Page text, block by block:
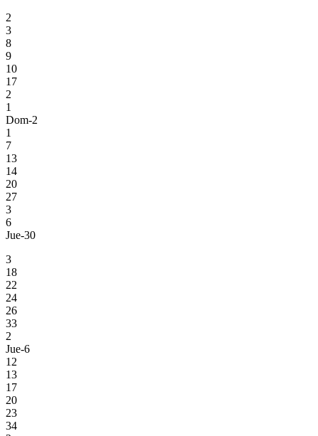
2
3
8
9
10
17
2
1
Dom-2
1
7
13
14
20
27
3
6
Jue-30
3
18
22
24
26
33
2
Jue-6
12
13
17
20
23
34